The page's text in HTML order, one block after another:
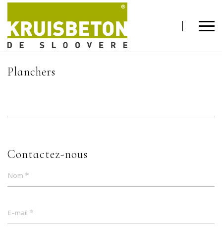
Planchers
Contactez-nous
Nom *
E-mail *